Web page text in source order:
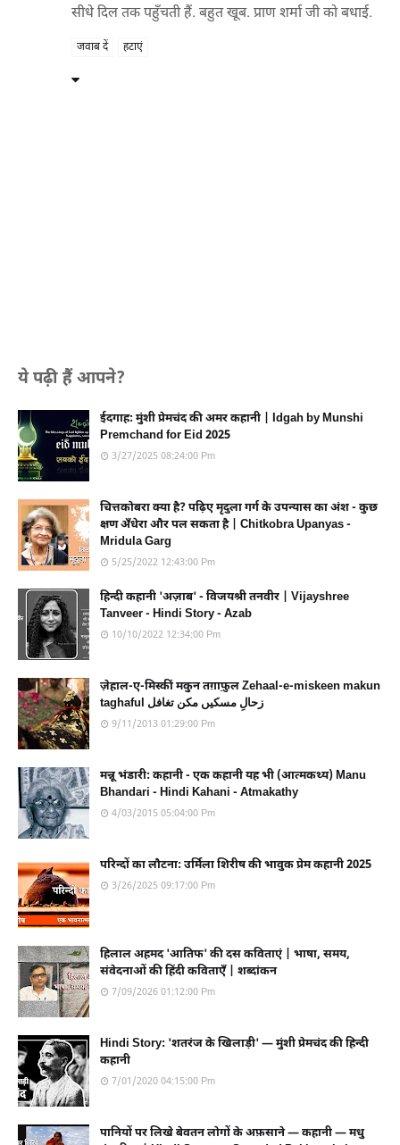
सीधे दिल तक पहुँचती हैं. बहुत खूब. प्राण शर्मा जी को बधाई.
जवाब दें हटाएं
ये पढ़ी हैं आपने?
ईदगाह: मुंशी प्रेमचंद की अमर कहानी | Idgah by Munshi
Premchand for Eid 2025
3/27/2025 08:24:00 Pm
चित्तकोबरा क्या है? पढ़िए मृदुला गर्ग के उपन्यास का अंश - कुछ
क्षण अँधेरा और पल सकता है | Chitkobra Upanyas -
Mridula Garg
5/25/2022 12:43:00 Pm
हिन्दी कहानी 'अज़ाब' - विजयश्री तनवीर | Vijayshree
Tanveer - Hindi Story - Azab
10/10/2022 12:34:00 Pm
ज़ेहाल-ए-मिस्कीं मकुन तग़ाफ़ुल Zehaal-e-miskeen makun
taghaful زحالِ مسکیں مکن تغافل
9/11/2013 01:29:00 Pm
मन्नू भंडारी: कहानी - एक कहानी यह भी (आत्मकथ्य) Manu
Bhandari - Hindi Kahani - Atmakathy
4/03/2015 05:04:00 Pm
परिन्दों का लौटना: उर्मिला शिरीष की भावुक प्रेम कहानी 2025
3/26/2025 09:17:00 Pm
हिलाल अहमद 'आतिफ' की दस कविताएं | भाषा, समय,
संवेदनाओं की हिंदी कविताएँ | शब्दांकन
7/09/2026 01:12:00 Pm
Hindi Story: 'शतरंज के खिलाड़ी' — मुंशी प्रेमचंद की हिन्दी
कहानी
7/01/2020 04:15:00 Pm
पानियों पर लिखे बेवतन लोगों के अफ़साने — कहानी — मधु